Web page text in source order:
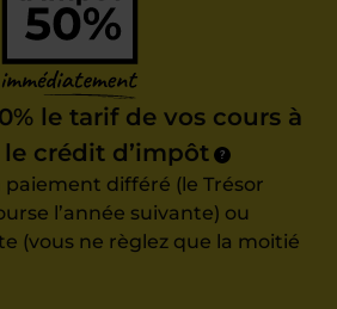
le tarif de vos cours à
crédit d’impôt
?
paiement différé (le Trésor
l’année suivante) ou
(vous ne règlez que la moitié